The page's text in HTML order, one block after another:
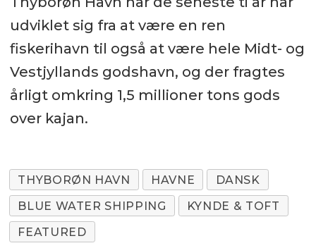
udviklet sig fra at være en ren
fiskerihavn til også at være hele Midt- og
Vestjyllands godshavn, og der fragtes
årligt omkring 1,5 millioner tons gods
over kajan.
THYBORØN HAVN HAVNE
DANSK
BLUE WATER SHIPPING
KYNDE & TOFT
FEATURED